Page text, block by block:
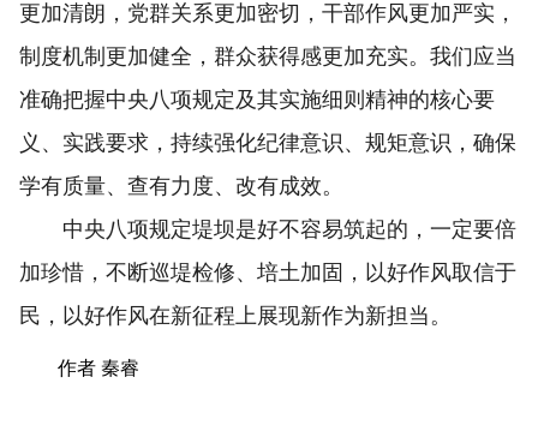
更加清朗，党群关系更加密切，干部作风更加严实，
制度机制更加健全，群众获得感更加充实。我们应当
准确把握中央八项规定及其实施细则精神的核心要
义、实践要求，持续强化纪律意识、规矩意识，确保
学有质量、查有力度、改有成效。
中央八项规定堤坝是好不容易筑起的，一定要倍
加珍惜，不断巡堤检修、培土加固，以好作风取信于
民，以好作风在新征程上展现新作为新担当。
作者 秦睿